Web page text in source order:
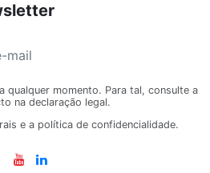
qualquer momento. Para tal, consulte a
na declaração legal.
e a política de confidencialidade.